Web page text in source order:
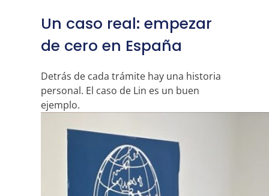
Un caso real: empezar
de cero en España
Detrás de cada trámite hay una historia
personal. El caso de Lin es un buen
ejemplo.